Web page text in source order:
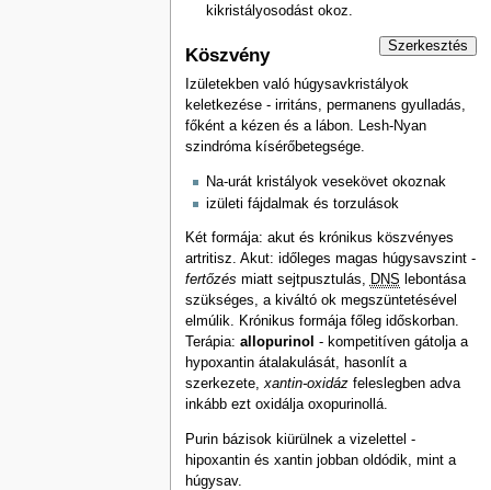
kikristályosodást okoz.
Szerkesztés
Köszvény
Izületekben való húgysavkristályok
keletkezése - irritáns, permanens gyulladás,
főként a kézen és a lábon. Lesh-Nyan
szindróma kísérőbetegsége.
Na-urát kristályok vesekövet okoznak
izületi fájdalmak és torzulások
Két formája: akut és krónikus köszvényes
artritisz. Akut: időleges magas húgysavszint -
fertőzés miatt sejtpusztulás, DNS lebontása
szükséges, a kiváltó ok megszüntetésével
elmúlik. Krónikus formája főleg időskorban.
Terápia: allopurinol - kompetitíven gátolja a
hypoxantin átalakulását, hasonlít a
szerkezete,xantin-oxidázfeleslegben adva
inkább ezt oxidálja oxopurinollá.
Purin bázisok kiürülnek a vizelettel -
hipoxantin és xantin jobban oldódik, mint a
húgysav.